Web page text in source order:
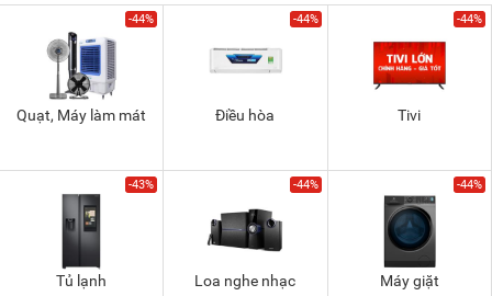
-44%
Quạt, Máy làm mát
-44%
Điều hòa
-44%
Tivi
-43%
Tủ lạnh
-44%
Loa nghe nhạc
-44%
Máy giặt